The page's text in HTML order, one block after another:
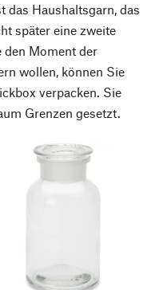
das Haushaltsgarn, das
später eine zweite
den Moment der
wollen, können Sie
verpacken. Sie
Grenzen gesetzt.